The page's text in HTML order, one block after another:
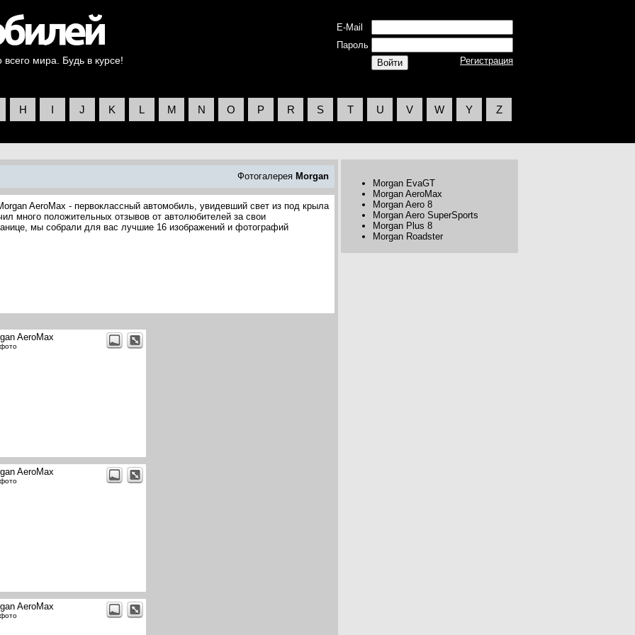
мира. Будь в курсе!
E-Mail
Пароль
Регистрация
H I J K L M N O P R S T U V W Y Z
Фотогалерея Morgan
AeroMax - первоклассный автомобиль, увидевший свет из под крыла
много положительных отзывов от автолюбителей за свои
мы собрали для вас лучшие 16 изображений и фотографий
AeroMax
AeroMax
AeroMax
Morgan EvaGT
Morgan AeroMax
Morgan Aero 8
Morgan Aero SuperSports
Morgan Plus 8
Morgan Roadster